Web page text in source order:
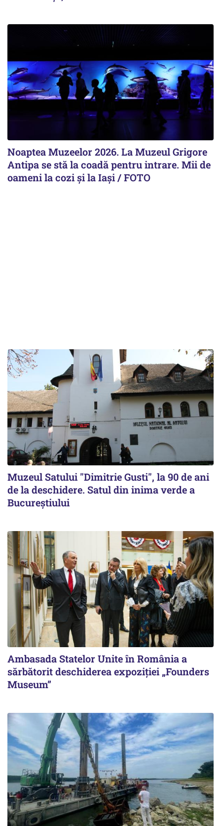
Noaptea Muzeelor 2026. La Muzeul Grigore
Antipa se stă la coadă pentru intrare. Mii de
oameni la cozi şi la Iaşi / FOTO
Muzeul Satului "Dimitrie Gusti", la 90 de ani
de la deschidere. Satul din inima verde a
Bucureștiului
Ambasada Statelor Unite în România a
sărbătorit deschiderea expoziției „Founders
Museum”